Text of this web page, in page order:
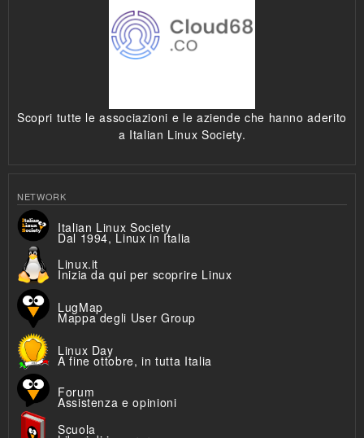
Scopri tutte le associazioni e le aziende che hanno aderito
a Italian Linux Society.
NETWORK
Italian Linux Society
Dal 1994, Linux in Italia
Linux.it
Inizia da qui per scoprire Linux
LugMap
Mappa degli User Group
Linux Day
A fine ottobre, in tutta Italia
Forum
Assistenza e opinioni
Scuola